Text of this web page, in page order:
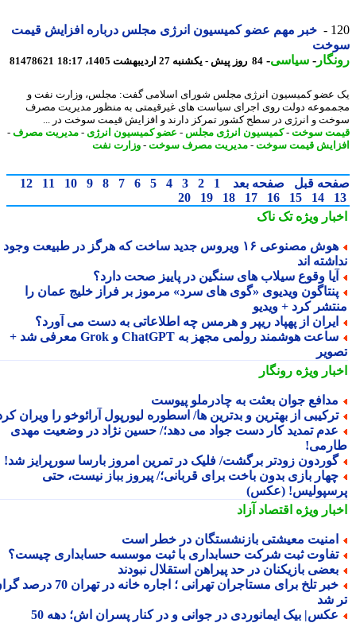
خبر مهم عضو کمیسیون انرژی مجلس درباره افزایش قیمت
-سیاسی-84 روز پیش - یکشنبه 27 اردیبهشت 1405، 18:17 81478621
عضو کمیسیون انرژی مجلس شورای اسلامی گفت: مجلس، وزارت نفت و
دولت روی اجرای سیاست های غیرقیمتی به منظور مدیریت مصرف
و انرژی در سطح کشور تمرکز دارند و افزایش قیمت سوخت در ...
سوخت-کمیسیون انرژی مجلس-عضو کمیسیون انرژی-مدیریت مصرف-
قیمت سوخت-مدیریت مصرف سوخت-وزارت نفت
قبل صفحه بعد 1
2
3
4
5
6
7
8
9
10
11
12
14
15
16
17
18
19
20
ویژهتک ناک
هوش مصنوعی ۱۶ ویروس جدید ساخت که هرگز در طبیعت وجود
اند
وقوع سیلاب های سنگین در پاییز صحت دارد؟
ویدیوی «گوی های سرد» مرموز بر فراز خلیج عمان را
کرد + ویدیو
از پهپاد ریپر و هرمس چه اطلاعاتی به دست می آورد؟
ساعت هوشمند رولمی مجهز به ChatGPT و Grok معرفی شد +
ویژهرونگار
جوان بعثت به چادرملو پیوست
از بهترین و بدترین ها/ اسطوره لیورپول آرائوخو را ویران کرد!
تمدید کار دست جواد می دهد؛/ حسین نژاد در وضعیت مهدی
زودتر برگشت/ فلیک در تمرین امروز بارسا سورپرایز شد!
بازی بدون باخت برای قربانی؛/ پیروز بباز نیست، حتی
(عکس)
ویژهاقتصاد آزاد
معیشتی بازنشستگان در خطر است
ثبت شرکت حسابداری با ثبت موسسه حسابداری چیست؟
بازیکنان در حد پیراهن استقلال نبودند
خبر تلخ برای مستاجران تهرانی ؛ اجاره خانه در تهران 70 درصد گران
شد
بیک ایمانوردی در جوانی و در کنار پسران اش؛ دهه 50